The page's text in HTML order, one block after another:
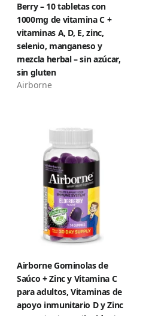
Berry – 10 tabletas con
1000mg de vitamina C +
vitaminas A, D, E, zinc,
selenio, manganeso y
mezcla herbal – sin azúcar,
sin gluten
Airborne
Airborne Gominolas de
Saúco + Zinc y Vitamina C
para adultos, Vitaminas de
apoyo inmunitario D y Zinc